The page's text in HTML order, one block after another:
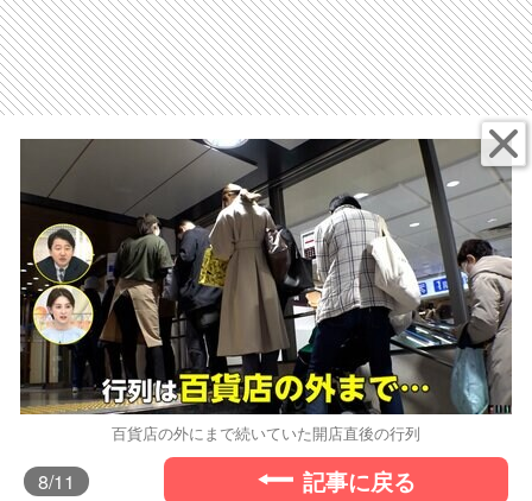
百貨店の外にまで続いていた開店直後の行列
8/11 記事に戻る